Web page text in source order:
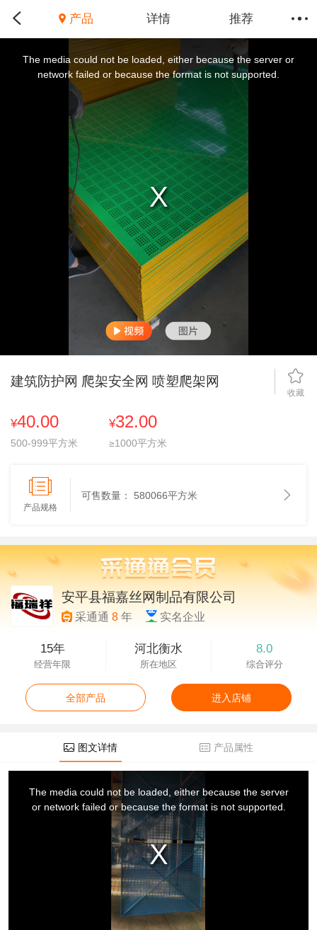
产品 详情 推荐
The media could not be loaded, either because the server or
network failed or because the format is not supported.
建筑防护网 爬架安全网 喷塑爬架网
收藏
¥40.00
500-999平方米
¥32.00
≥1000平方米
产品规格
可售数量： 580066平方米
安平县福嘉丝网制品有限公司
采通通8 年 实名企业
15年
经营年限
河北衡水
所在地区
8.0
综合评分
全部产品 进入店铺
图文详情 产品属性
The media could not be loaded, either because the server
or network failed or because the format is not supported.